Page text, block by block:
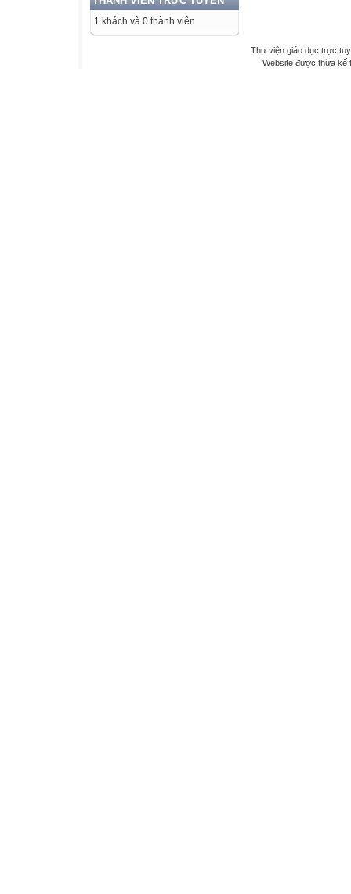
1 khách và 0 thành viên
Thư viện giáo dục trực
Website được thừa kế